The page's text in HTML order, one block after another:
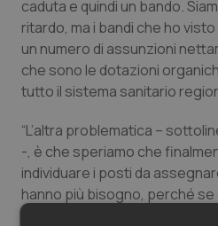
Salute orale & impianti
Sangue &
Tumore al seno
Tumore ovarico
caduta e quindi un bando.
ritardo, ma i bandi che ho
un numero di assunzioni
che sono le dotazioni
tutto il sistema sanitario
“L’altra problematica –
-, è che speriamo che
individuare i posti da
hanno più bisogno, perché